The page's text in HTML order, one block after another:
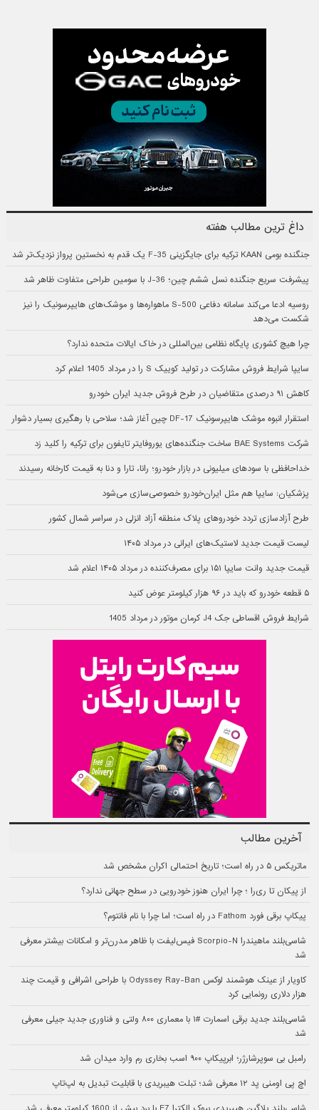
داغ ترین مطالب هفته
جنگنده بومی KAAN ترکیه برای جایگزینی F-35 یک قدم به نخستین پرواز نزدیک‌تر شد
پیشرفت سریع جنگنده نسل ششم چین؛ J-36 با سومین طراحی متفاوت ظاهر شد
روسیه ادعا می‌کند سامانه دفاعی S-500 ماهواره‌ها و موشک‌های هایپرسونیک را نیز
شکست می‌دهد
چرا هیچ کشوری پایگاه نظامی بین‌المللی در خاک ایالات متحده ندارد؟
سایپا شرایط فروش مشارکت در تولید کوییک S را در مرداد 1405 اعلام کرد
کاهش ۹۱ درصدی متقاضیان در طرح فروش جدید ایران خودرو
استقرار انبوه موشک هایپرسونیک DF-17 چین آغاز شد؛ سلاحی با رهگیری بسیار دشوار
شرکت BAE Systems ساخت جنگنده‌های یوروفایتر تایفون برای ترکیه را کلید زد
خداحافظی با سودهای میلیونی در بازار خودرو؛ رانا، تارا و دنا به قیمت کارخانه رسیدند
پزشکیان: سایپا هم مثل ایران‌خودرو خصوصی‌سازی می‌شود
طرح آزادسازی تردد خودروهای پلاک منطقه آزاد انزلی در سراسر شمال کشور
لیست قیمت جدید لاستیک‌های ایرانی در مرداد ۱۴۰۵
قیمت جدید وانت سایپا ۱۵۱ برای مصرف‌کننده در مرداد ۱۴۰۵ اعلام شد
۵ قطعه خودرو که باید در ۹۶ هزار کیلومتر عوض کنید
شرایط فروش اقساطی جک J4 کرمان موتور در مرداد 1405
آخرین مطالب
ماتریکس ۵ در راه است؛ تاریخ احتمالی اکران مشخص شد
از پیکان تا ری‌را ؛ چرا ایران هنوز خودرویی در سطح جهانی ندارد؟
پیکاپ برقی فورد Fathom در راه است؛ اما چرا با نام فانتوم؟
شاسی‌بلند ماهیندرا Scorpio-N فیس‌لیفت با ظاهر مدرن‌تر و امکانات بیشتر معرفی
شد
کاویار از عینک هوشمند لوکس Odyssey Ray-Ban با طراحی اشرافی و قیمت چند
هزار دلاری رونمایی کرد
شاسی‌بلند جدید برقی اسمارت #۱ با معماری ۸۰۰ ولتی و فناوری جدید جیلی معرفی
شد
رامبل بی سوپرشارژر؛ ابرپیکاپ ۹۰۰ اسب بخاری رم وارد میدان شد
اچ پی اومنی پد ۱۲ معرفی شد؛ تبلت هیبریدی با قابلیت تبدیل به لپ‌تاپ